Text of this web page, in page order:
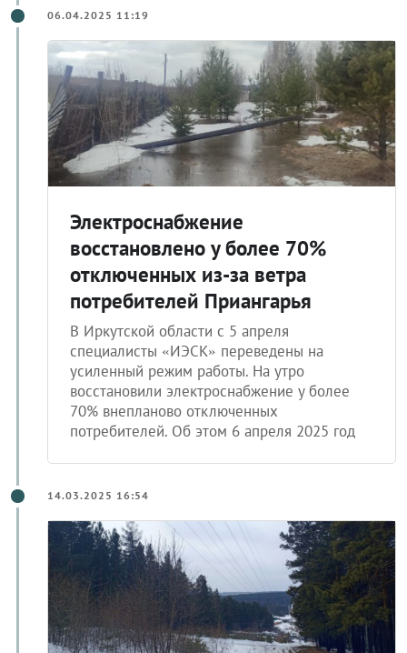
06.04.2025 11:19
Электроснабжение
восстановлено у более 70%
отключенных из-за ветра
потребителей Приангарья
В Иркутской области с 5 апреля
специалисты «ИЭСК» переведены на
усиленный режим работы. На утро
восстановили электроснабжение у более
70% внепланово отключенных
потребителей. Об этом 6 апреля 2025 год
14.03.2025 16:54